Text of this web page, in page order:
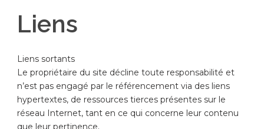
Liens
Liens sortants
Le propriétaire du site décline toute responsabilité et
n’est pas engagé par le référencement via des liens
hypertextes, de ressources tierces présentes sur le
réseau Internet, tant en ce qui concerne leur contenu
que leur pertinence.